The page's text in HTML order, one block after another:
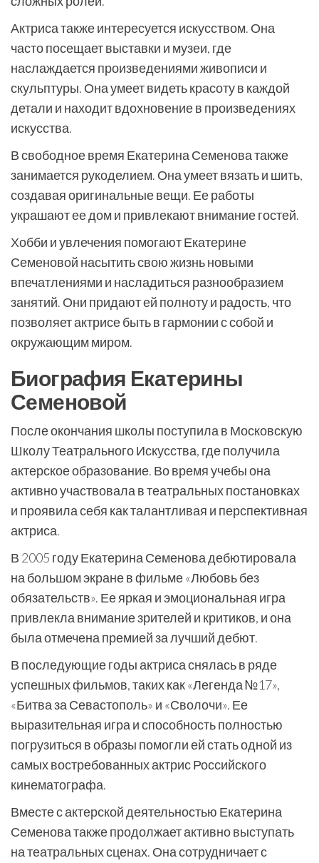
Актриса также интересуется искусством. Она
часто посещает выставки и музеи, где
наслаждается произведениями живописи и
скульптуры. Она умеет видеть красоту в каждой
детали и находит вдохновение в произведениях
искусства.
В свободное время Екатерина Семенова также
занимается рукоделием. Она умеет вязать и шить,
создавая оригинальные вещи. Ее работы
украшают ее дом и привлекают внимание гостей.
Хобби и увлечения помогают Екатерине
Семеновой насытить свою жизнь новыми
впечатлениями и насладиться разнообразием
занятий. Они придают ей полноту и радость, что
позволяет актрисе быть в гармонии с собой и
окружающим миром.
Биография Екатерины
Семеновой
После окончания школы поступила в Московскую
Школу Театрального Искусства, где получила
актерское образование. Во время учебы она
активно участвовала в театральных постановках
и проявила себя как талантливая и перспективная
актриса.
В 2005 году Екатерина Семенова дебютировала
на большом экране в фильме «Любовь без
обязательств». Ее яркая и эмоциональная игра
привлекла внимание зрителей и критиков, и она
была отмечена премией за лучший дебют.
В последующие годы актриса снялась в ряде
успешных фильмов, таких как «Легенда №17»,
«Битва за Севастополь» и «Сволочи». Ее
выразительная игра и способность полностью
погрузиться в образы помогли ей стать одной из
самых востребованных актрис Российского
кинематографа.
Вместе с актерской деятельностью Екатерина
Семенова также продолжает активно выступать
на театральных сценах. Она сотрудничает с